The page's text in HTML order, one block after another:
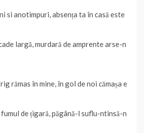
si anotimpuri, absența ta în casă este
largă, murdară de amprente arse-n
rămas în mine, în gol de noi cămașa e
de țigară, păgână-l suflu-ntinsă-n